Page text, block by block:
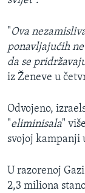
"Ova
ponavljajućih
da se
iz Ženeve u
Odvojeno,
"eliminisala"
svojoj kampanji
U razorenoj
2,3 miliona